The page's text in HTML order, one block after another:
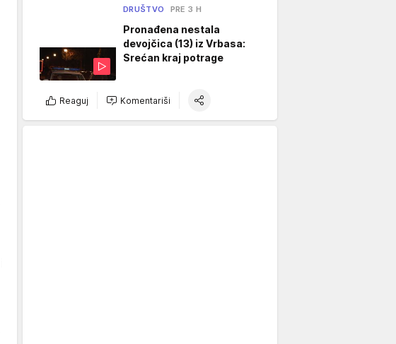
DRUŠTVO PRE 3 H
Pronađena nestala
devojčica (13) iz Vrbasa:
Srećan kraj potrage
Reaguj Komentariši